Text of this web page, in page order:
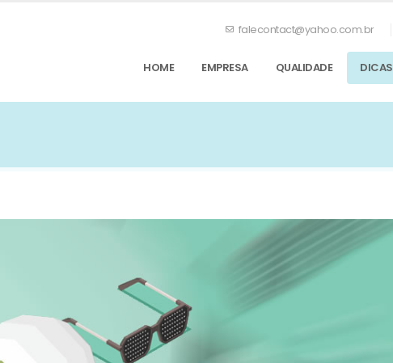
falecontact@yahoo.com.br
HOME EMPRESA QUALIDADE DICAS